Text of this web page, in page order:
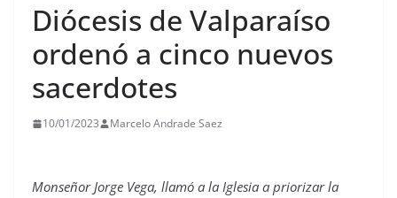
Diócesis de Valparaíso
ordenó a cinco nuevos
sacerdotes
10/01/2023 Marcelo Andrade Saez
Monseñor Jorge Vega, llamó a la Iglesia a priorizar la